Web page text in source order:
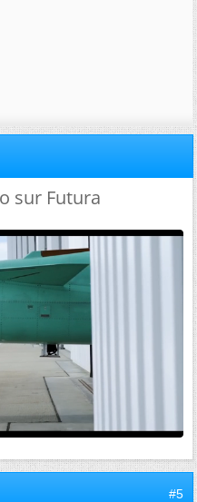
sur Futura
#5